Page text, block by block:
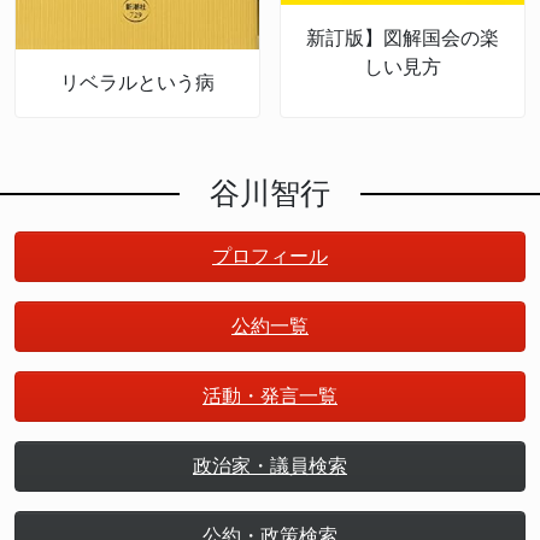
リベラルという病
新訂版】図解国会の楽
しい見方
谷川智行
プロフィール
公約一覧
活動・発言一覧
政治家・議員検索